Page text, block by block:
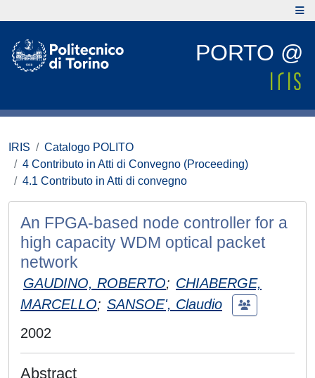
PORTO @
IRIS
Catalogo POLITO
4 Contributo in Atti di Convegno (Proceeding)
4.1 Contributo in Atti di convegno
An FPGA-based node controller for a
high capacity WDM optical packet
network
GAUDINO, ROBERTO; CHIABERGE,
MARCELLO; SANSOE', Claudio
2002
Abstract